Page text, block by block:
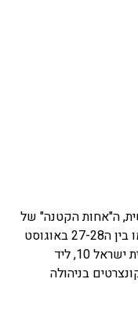
ה"אחות הקטנה" של
תחרות הנבל הבינלאומית בישראל יתקיימו בין ה27-28 באוגוסט
במרכז המוזיקה בתל אביב יפו, רח' שארית ישראל 10, ליד
בניהולה